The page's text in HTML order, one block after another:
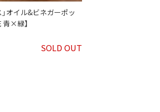
」オイル&ビネガーポッ
青×緑】
SOLD OUT